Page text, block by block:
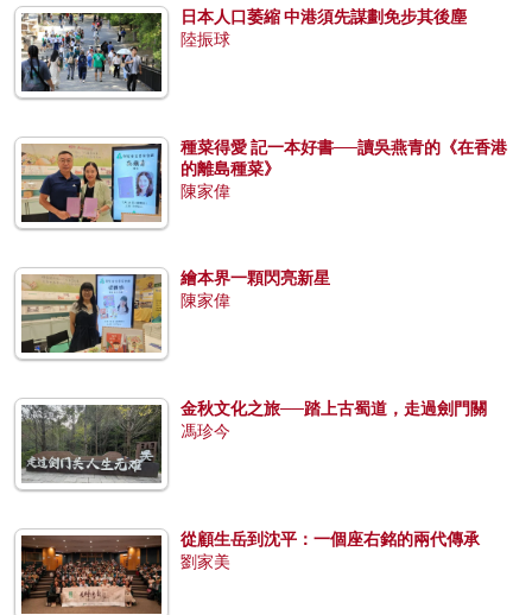
日本人口萎縮 中港須先謀劃免步其後塵
陸振球
種菜得愛 記一本好書──讀吳燕青的《在香港
的離島種菜》
陳家偉
繪本界一顆閃亮新星
陳家偉
金秋文化之旅──踏上古蜀道，走過劍門關
馮珍今
從顧生岳到沈平：一個座右銘的兩代傳承
劉家美